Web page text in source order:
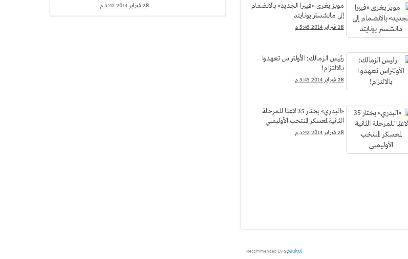
مويز يغرى «فييرا الجديد» بالانضمام
إلى مانشستر يونايتد
28 فبراير 2014 5:45 م
رئيس الزمالك: الأولتراس تعهدوا
بالالتزام!
28 فبراير 2014 5:45 م
«البدري» يختار 35 لاعبًا للمرحلة
الثانية لمعسكر المنتخب الأوليمبي
28 فبراير 2014 5:42 م
28 فبراير 2014 5:42 م